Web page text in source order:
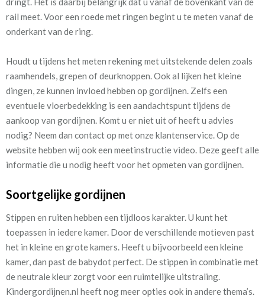
rail meet. Voor een roede met ringen begint u te meten vanaf de
onderkant van de ring.
Houdt u tijdens het meten rekening met uitstekende delen zoals
raamhendels, grepen of deurknoppen. Ook al lijken het kleine
dingen, ze kunnen invloed hebben op gordijnen. Zelfs een
eventuele vloerbedekking is een aandachtspunt tijdens de
aankoop van gordijnen. Komt u er niet uit of heeft u advies
nodig? Neem dan contact op met onze klantenservice. Op de
website hebben wij ook een meetinstructie video. Deze geeft alle
informatie die u nodig heeft voor het opmeten van gordijnen.
Soortgelijke gordijnen
Stippen en ruiten hebben een tijdloos karakter. U kunt het
toepassen in iedere kamer. Door de verschillende motieven past
het in kleine en grote kamers. Heeft u bijvoorbeeld een kleine
kamer, dan past de babydot perfect. De stippen in combinatie met
de neutrale kleur zorgt voor een ruimtelijke uitstraling.
Kindergordijnen.nl heeft nog meer opties ook in andere thema’s.